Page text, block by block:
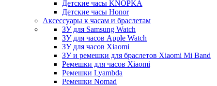
Детские часы KNOPKA
Детские часы Honor
Аксессуары к часам и браслетам
ЗУ для Samsung Watch
ЗУ для часов Apple Watch
ЗУ для часов Xiaomi
ЗУ и ремешки для браслетов Xiaomi Mi Band
Ремешки для часов Xiaomi
Ремешки Lyambda
Ремешки Nomad